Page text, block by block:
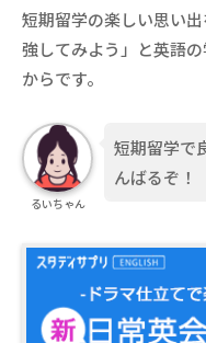
短期留学の楽しい思い
強してみよう」と英語
からです。
るいちゃん
短期留学で
んばるぞ！